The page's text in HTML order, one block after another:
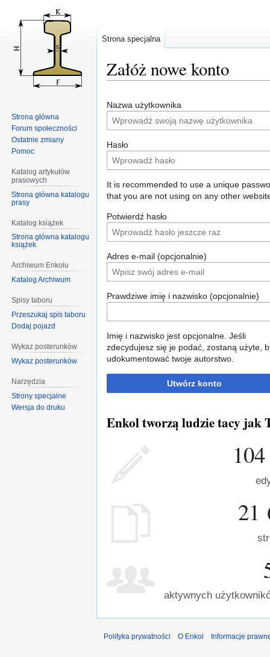
Załóż nowe konto
do
nawigacji
do
wyszukiwania
Nazwa użytkownika
Hasło
It is recommended to use a unique
that you are not using on any other
Potwierdź hasło
Adres e-mail (opcjonalnie)
Prawdziwe imię i nazwisko (opcjonalnie)
Imię i nazwisko jest opcjonalne. Jeśli
zdecydujesz się je podać, zostaną użyte,
udokumentować twoje autorstwo.
Utwórz konto
Enkol tworzą ludzie tacy jak
21
aktywnych
Strona specjalna
Strona główna
Forum społeczności
Ostatnie zmiany
Pomoc
Katalog artykułów
prasowych
Strona główna katalogu
prasy
Katalog książek
Strona główna katalogu
książek
Archiwum Enkolu
Katalog Archiwum
Spisy taboru
Przeszukaj spis taboru
Dodaj pojazd
Wykaz posterunków
Wykaz posterunków
Narzędzia
Strony specjalne
Wersja do druku
Polityka prywatności O Enkol Informacje